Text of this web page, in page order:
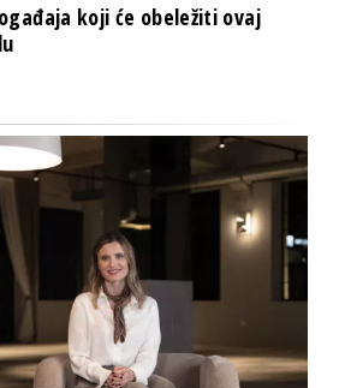
koji će obeležiti ovaj